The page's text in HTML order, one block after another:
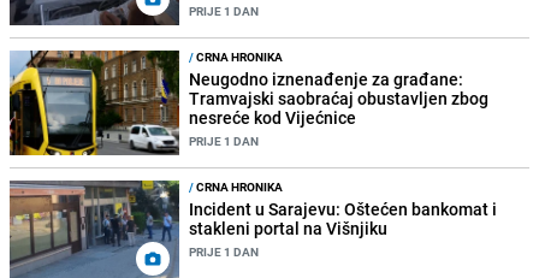
PRIJE 1 DAN
/CRNA HRONIKA
Neugodno iznenađenje za građane:
Tramvajski saobraćaj obustavljen zbog
nesreće kod Vijećnice
PRIJE 1 DAN
/CRNA HRONIKA
Incident u Sarajevu: Oštećen bankomat i
stakleni portal na Višnjiku
PRIJE 1 DAN